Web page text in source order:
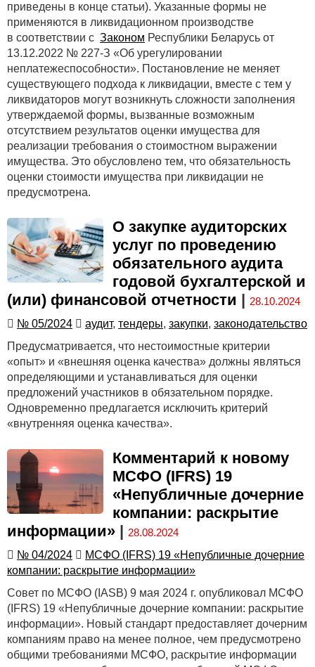
приведены в конце статьи). Указанные формы не
применяются в ликвидационном производстве
в соответствии с Законом Республики Беларусь от
13.12.2022 № 227-З «Об урегулировании
неплатежеспособности». Постановление не меняет
существующего подхода к ликвидации, вместе с тем у
ликвидаторов могут возникнуть сложности заполнения
утверждаемой формы, вызванные возможным
отсутствием результатов оценки имущества для
реализации требования о стоимостном выражении
имущества. Это обусловлено тем, что обязательность
оценки стоимости имущества при ликвидации не
предусмотрена.
О закупке аудиторских
услуг по проведению
обязательного аудита
годовой бухгалтерской и
(или) финансовой отчетности
28.10.2024
№ 05/2024
аудит, тендеры, закупки, законодательство
Предусматривается, что нестоимостные критерии
«опыт» и «внешняя оценка качества» должны являться
определяющими и устанавливаться для оценки
предложений участников в обязательном порядке.
Одновременно предлагается исключить критерий
«внутренняя оценка качества».
Комментарий к новому
МСФО (IFRS) 19
«Непубличные дочерние
компании: раскрытие
информации»
28.08.2024
№ 04/2024
МСФО (IFRS) 19 «Непубличные дочерние
компании: раскрытие информации»
Совет по МСФО (IASB) 9 мая 2024 г. опубликовал МСФО
(IFRS) 19 «Непубличные дочерние компании: раскрытие
информации». Новый стандарт предоставляет дочерним
компаниям право на менее полное, чем предусмотрено
общими требованиями МСФО, раскрытие информации